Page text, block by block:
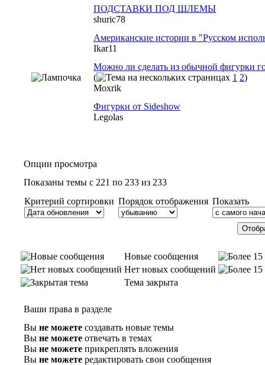
ПОДСТАВКИ ПОД ШЛЕМЫ
shuric78
Американские истории в "Русском
Ikar11
Можно ли сделать из обычной фигурки
(
1 2)
Moxrik
Фигурки от Sideshow
Legolas
Опции просмотра
Показаны темы с 221 по 233 из 233
Критерий сортировки Порядок отображения Показать
Новые сообщения
Нет новых сообщений
Тема закрыта
Ваши права в разделе
Вы не можете создавать новые темы
Вы не можете отвечать в темах
Вы не можете прикреплять вложения
Вы не можете редактировать свои сообщения